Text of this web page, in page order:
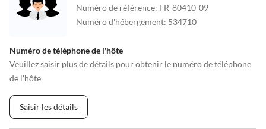
Numéro de référence: FR-80410-09
Numéro d'hébergement: 534710
Numéro de téléphone de l'hôte
Veuillez saisir plus de détails pour obtenir le numéro de téléphone
de l'hôte
Saisir les détails